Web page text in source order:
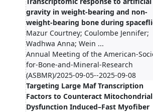
gravity in weight-bearing and non-
weight-bearing bone during
Mazur Courtney; Coulombe Jennifer;
Wadhwa Anna; Wein ...
Annual Meeting of the American-
for-Bone-and-Mineral-Research
(ASBMR)/2025-09-05--2025-09-08
Targeting Large Maf Transcription
Factors to Counteract Mitochondrial
Dysfunction Induced–Fast Myofiber